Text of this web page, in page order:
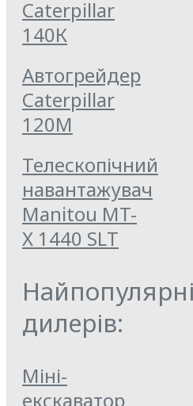
Caterpillar
140К
Автогрейдер
Caterpillar
120M
Телескопічний
навантажувач
Manitou MT-
X 1440 SLT
дилерів:
Міні-
екскаватор